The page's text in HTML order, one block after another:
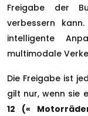
Freigabe der
verbessern
intelligente
multimodale
Die Freigabe ist
gilt nur, wenn sie
12 («